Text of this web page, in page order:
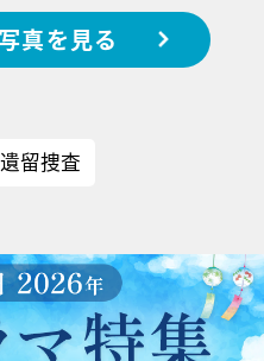
真を見る
遺留捜査